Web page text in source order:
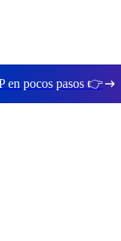
en pocos pasos 👉